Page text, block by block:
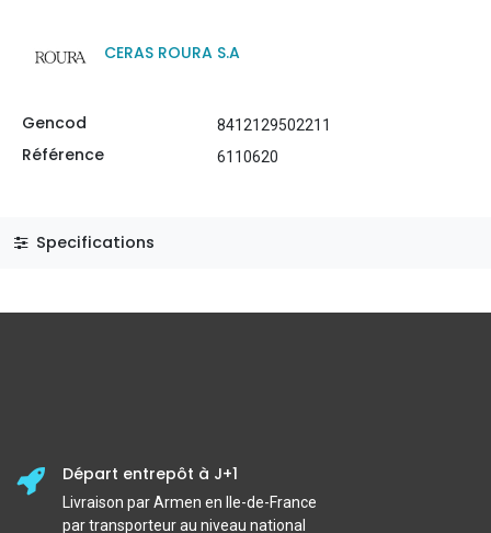
CERAS ROURA S.A
Gencod 8412129502211
Référence 6110620
Specifications
Départ entrepôt à J+1
Livraison par Armen en Ile-de-France
par transporteur au niveau national